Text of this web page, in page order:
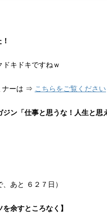
キドキですねｗ
ナーは ⇒ こちらをご覧ください
ン「仕事と思うな！人生と思
あと ６２７日）
余すところなく】